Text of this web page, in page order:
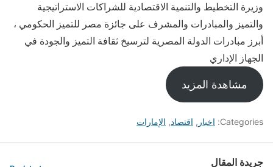
وزيرة التخطيط والتنمية الاقتصادية للشراكات الاستراتيجية
والتميز والمبادرات والمشرف على جائزة مصر للتميز الحكومي ،
أبرز مبادرات الدولة المصرية لترسيخ ثقافة التميز والجودة في
الجهاز الإداري
مشاهدة المزيد
Categories: اخبار , اقتصاد, الإمارات
جريدة المقال